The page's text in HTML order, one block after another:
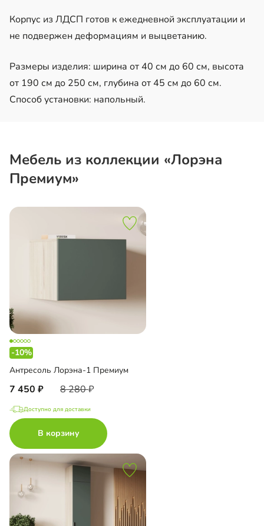
Корпус из ЛДСП готов к ежедневной эксплуатации и
не подвержен деформациям и выцветанию.
Размеры изделия: ширина от 40 см до 60 см, высота
от 190 см до 250 см, глубина от 45 см до 60 см.
Способ установки: напольный.
Мебель из коллекции «Лорэна
Премиум»
-10%
Антресоль Лорэна-1 Премиум
7 450 8 280
Доступно для доставки
В корзину